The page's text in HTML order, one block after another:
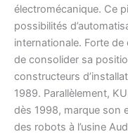
électromécanique. Ce
possibilités
internationale. Forte de
de consolider sa
constructeurs
1989. Parallèlement,
dès 1998, marque son
des robots à l’usine